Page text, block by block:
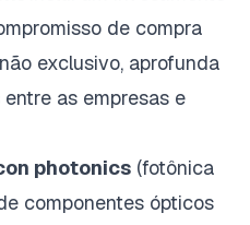
de compra
exclusivo, aprofunda
entre as empresas e
photonics (fotônica
componentes ópticos